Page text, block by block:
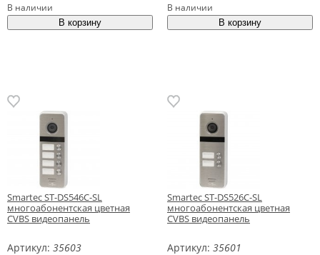
В наличии В наличии
Smartec ST-DS546C-SL
многоабонентская цветная
CVBS видеопанель
Артикул: 35603
Smartec ST-DS526C-SL
многоабонентская цветная
CVBS видеопанель
Артикул: 35601